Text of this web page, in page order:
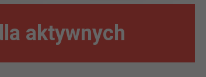
aktywnych